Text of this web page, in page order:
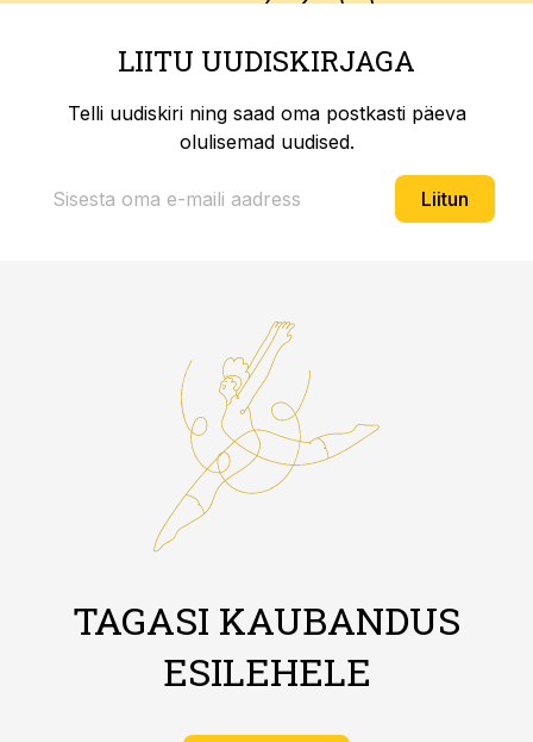
LIITU UUDISKIRJAGA
Telli uudiskiri ning saad oma postkasti päeva
olulisemad uudised.
Liitun
TAGASI KAUBANDUS
ESILEHELE